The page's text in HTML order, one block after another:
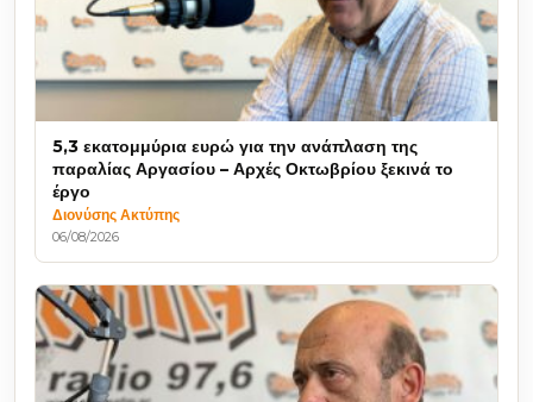
5,3 εκατομμύρια ευρώ για την ανάπλαση της
παραλίας Αργασίου – Αρχές Οκτωβρίου ξεκινά το
έργο
Διονύσης Ακτύπης
06/08/2026